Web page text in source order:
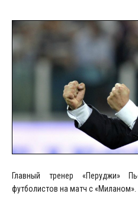
Главный тренер «Перуджи»
футболистов на матч с «Миланом».